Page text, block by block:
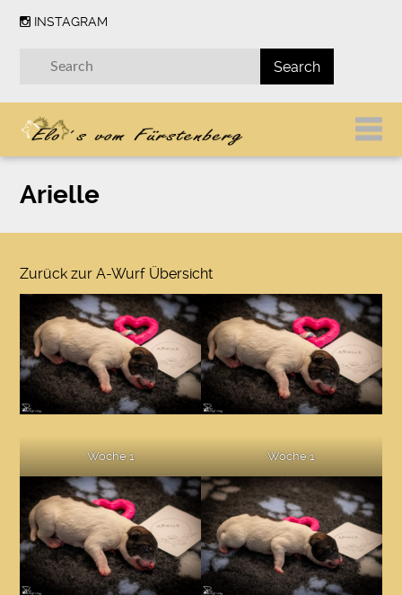
INSTAGRAM
Arielle
Zurück zur A-Wurf Übersicht
Woche 1 Woche 1